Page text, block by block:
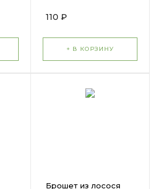
110 ₽
+ В КОРЗИНУ
Брошет из лосося